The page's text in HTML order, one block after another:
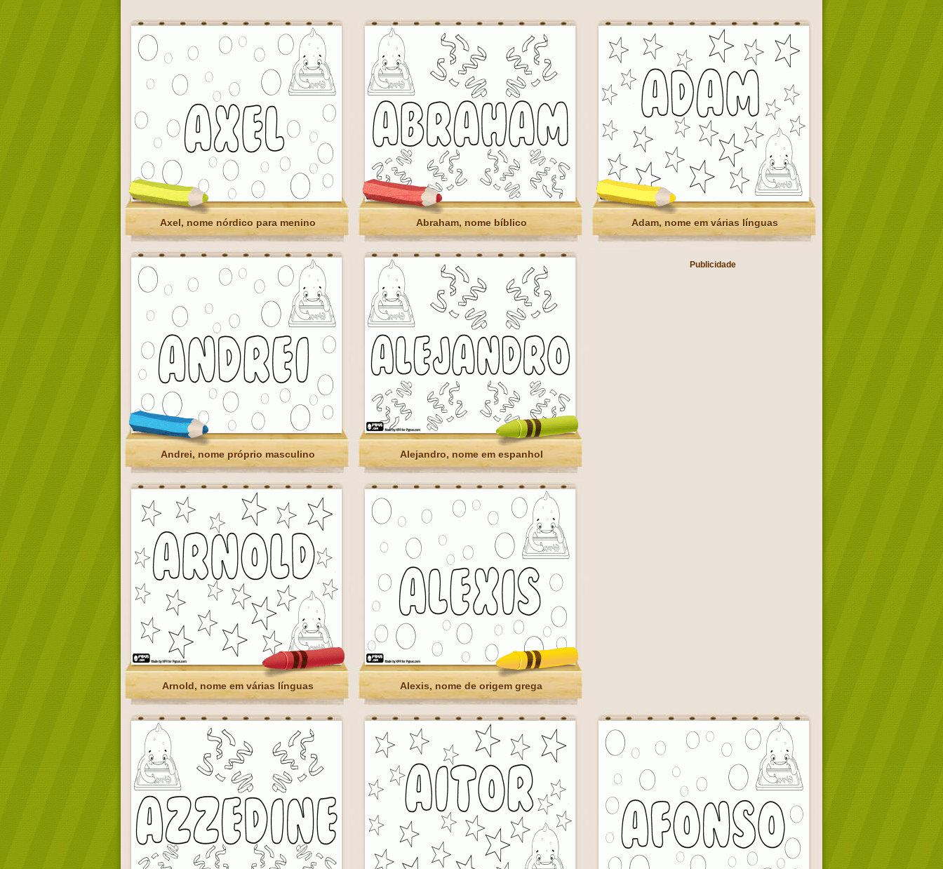
Axel, nome nórdico para menino Abraham, nome bíblico Adam, nome em várias línguas
Andrei, nome próprio masculino Alejandro, nome em espanhol
Publicidade
Arnold, nome em várias línguas Alexis, nome de origem grega